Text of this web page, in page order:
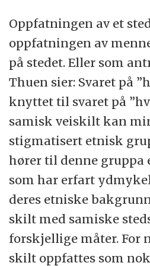
Oppfatningen av et
oppfatningen av
på stedet. Eller som
Thuen sier: Svaret på
knyttet til svaret på
samisk veiskilt kan
stigmatisert etnisk
hører til denne gruppa
som har erfart
deres etniske
skilt med samiske
forskjellige måter. For
skilt oppfattes som